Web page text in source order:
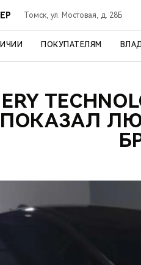
Томск, ул. Мостовая, д. 28Б
ПОКУПАТЕЛЯМ
ПОКАЗАЛ